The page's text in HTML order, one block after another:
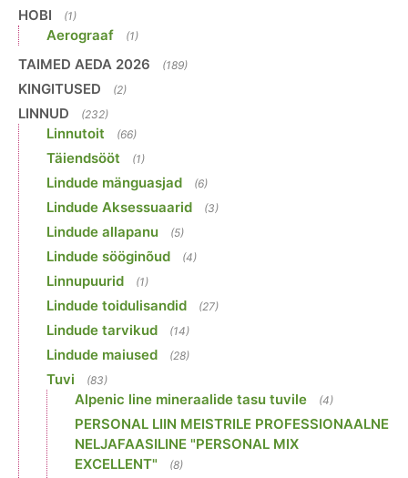
HOBI (1)
Aerograaf (1)
TAIMED AEDA 2026 (189)
KINGITUSED (2)
LINNUD (232)
Linnutoit (66)
Täiendsööt (1)
Lindude mänguasjad (6)
Lindude Aksessuaarid (3)
Lindude allapanu (5)
Lindude sööginõud (4)
Linnupuurid (1)
Lindude toidulisandid (27)
Lindude tarvikud (14)
Lindude maiused (28)
Tuvi (83)
Alpenic line mineraalide tasu tuvile (4)
PERSONAL LIIN MEISTRILE PROFESSIONAALNE
NELJAFAASILINE "PERSONAL MIX
EXCELLENT"
(8)